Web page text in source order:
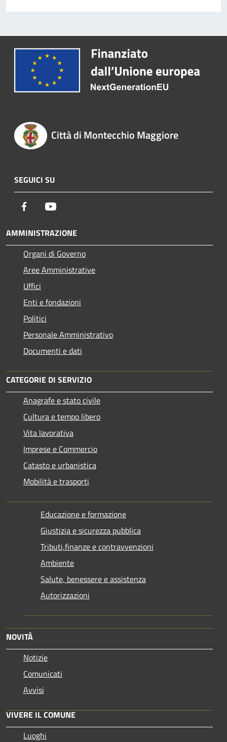
Città di Montecchio Maggiore
SEGUICI SU
Facebook
AMMINISTRAZIONE
Organi di Governo
Aree Amministrative
Uffici
Enti e fondazioni
Politici
Personale Amministrativo
Documenti e dati
CATEGORIE DI SERVIZIO
Anagrafe e stato civile
Cultura e tempo libero
Vita lavorativa
Imprese e Commercio
Catasto e urbanistica
Mobilità e trasporti
Educazione e formazione
Giustizia e sicurezza pubblica
Tributi,finanze e contravvenzioni
Ambiente
Salute, benessere e assistenza
Autorizzazioni
NOVITÀ
Notizie
Comunicati
Avvisi
VIVERE IL COMUNE
Luoghi